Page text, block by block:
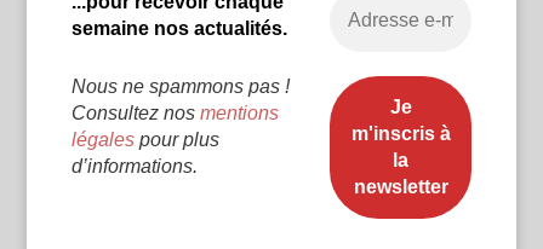
semaine nos actualités.
Nous ne spammons pas !
Consultez nos mentions
légalespour plus
d’informations.